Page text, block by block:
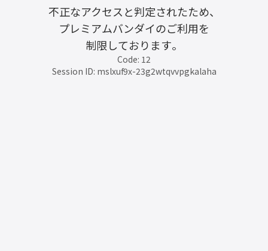
不正なアクセスと判定されたため、
プレミアムバンダイのご利用を
制限しております。
Code: 12
Session ID: mslxuf9x-23g2wtqvvpgkalaha